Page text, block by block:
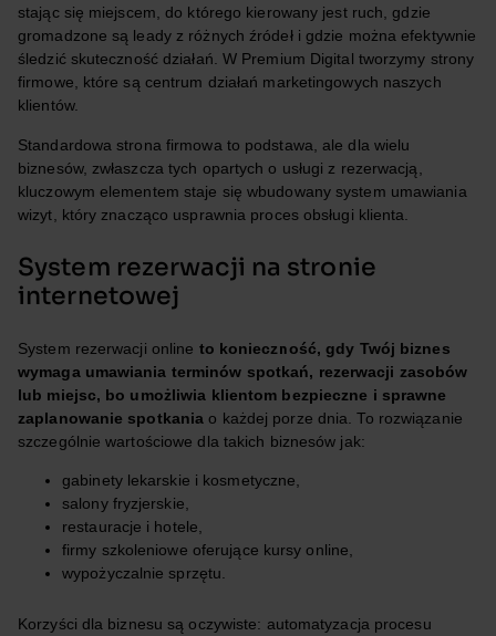
stając się miejscem, do którego kierowany jest ruch, gdzie
gromadzone są leady z różnych źródeł i gdzie można efektywnie
śledzić skuteczność działań. W Premium Digital tworzymy strony
firmowe, które są centrum działań marketingowych naszych
klientów.
Standardowa strona firmowa to podstawa, ale dla wielu
biznesów, zwłaszcza tych opartych o usługi z rezerwacją,
kluczowym elementem staje się wbudowany system umawiania
wizyt, który znacząco usprawnia proces obsługi klienta.
System rezerwacji na stronie
internetowej
System rezerwacji online to konieczność, gdy Twój biznes
wymaga umawiania terminów spotkań, rezerwacji zasobów
lub miejsc, bo umożliwia klientom bezpieczne i sprawne
zaplanowanie spotkania o każdej porze dnia. To rozwiązanie
szczególnie wartościowe dla takich biznesów jak:
gabinety lekarskie i kosmetyczne,
salony fryzjerskie,
restauracje i hotele,
firmy szkoleniowe oferujące kursy online,
wypożyczalnie sprzętu.
Korzyści dla biznesu są oczywiste: automatyzacja procesu